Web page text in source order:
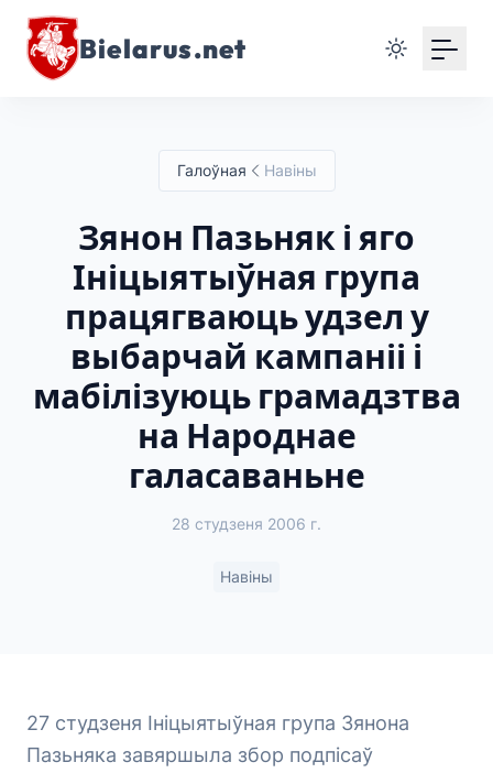
Bielarus.net
Галоўная Навіны
Зянон Пазьняк і яго
Ініцыятыўная група
працягваюць удзел у
выбарчай кампаніі і
мабілізуюць грамадзтва
на Народнае
галасаваньне
28 студзеня 2006 г.
Навіны
27 студзеня Ініцыятыўная група Зянона
Пазьняка завяршыла збор подпісаў